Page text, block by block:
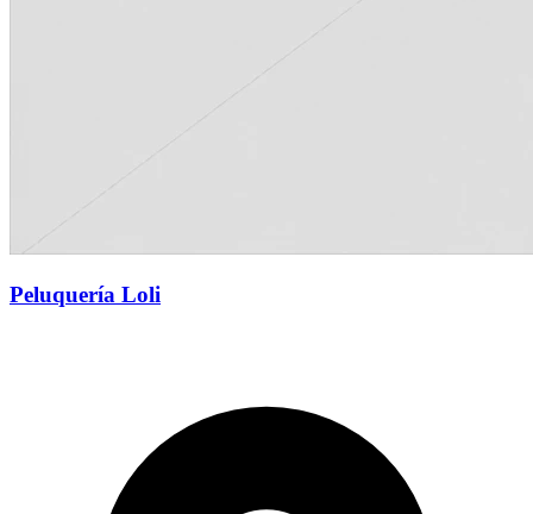
Peluquería Loli